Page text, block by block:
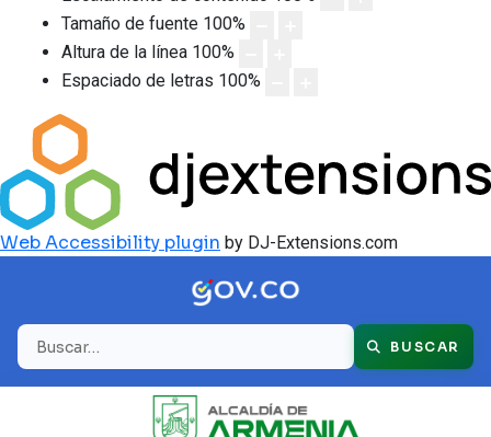
Tamaño de fuente 100%
Altura de la línea 100%
Espaciado de letras 100%
Web Accessibility plugin by DJ-Extensions.com
Buscar BUSCAR